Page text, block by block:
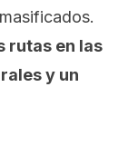
rutas en las
y un